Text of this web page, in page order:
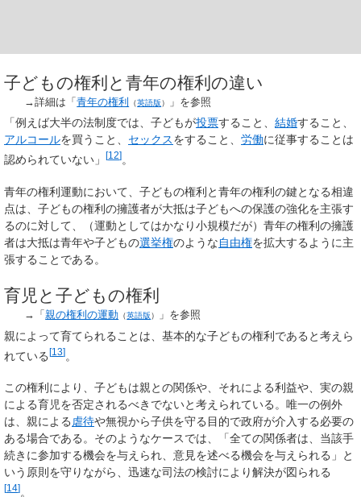
子どもの権利と青年の権利の違い
→詳細は「青年の権利 （英語版） 」を参照
「例えば大半の法制度では、子どもが投票すること、 結婚すること、
アルコールを買うこと、 セックスをすること、 労働に従事することは
認められていない」
[12] 。
青年の権利運動において、子どもの権利と青年の権利の鍵となる相違
点は、子どもの権利の擁護者が大抵は子どもへの保護の強化を主張す
るのに対して、（運動としてはかなり小規模だが）青年の権利の擁護
者は大抵は青年や子どもの選挙権のような自由権を拡大するように主
張することである。
育児と子どもの権利
→「親の権利の運動 （英語版） 」を参照
親によって育てられることは、基本的な子どもの権利であると考えら
れている[13]。
この権利により、子どもは親との関係や、それによる利益や、実の親
による育児を否定されるべきでないと考えられている。唯一の例外
は、親による 虐待や無視から子供を守る目的で政府が介入する必要の
ある場合である。そのようなケースでは、「全ての関係者は、当該手
続きに参加する機会を与えられ、意見を述べる機会を与えられる」と
いう原則を守りながら、迅速な司法の検討により解決が図られる
[14]。